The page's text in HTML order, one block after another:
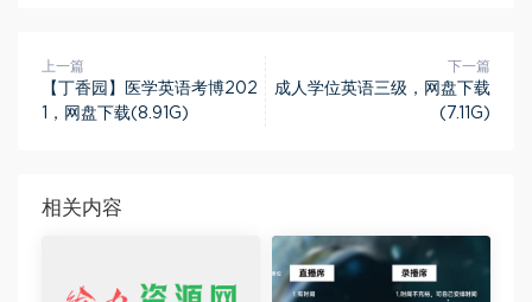
上一篇
【丁香园】医学英语考博202
1，网盘下载(8.91G)
下一篇
成人学位英语三级，网盘下载
(7.11G)
相关内容